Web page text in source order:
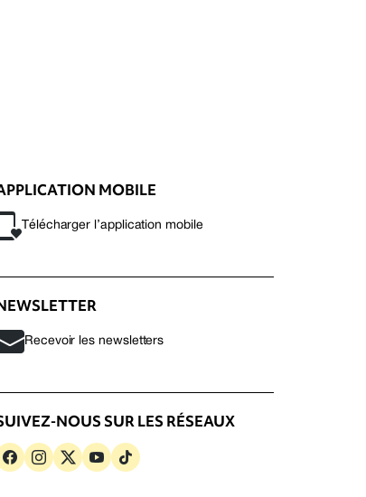
MOBILE
Télécharger l’application mobile
Recevoir les newsletters
NOUS SUR LES RÉSEAUX